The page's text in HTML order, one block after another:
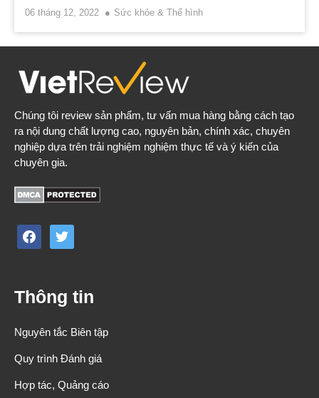
06 tháng 12, 2022 Sức khỏe & Thể hình
Chúng tôi review sản phẩm, tư vấn mua hàng bằng cách tạo
ra nội dung chất lượng cao, nguyên bản, chính xác, chuyên
nghiệp dựa trên trải nghiệm nghiệm thực tế và ý kiến của
chuyên gia.
facebooktwitter
Thông tin
Nguyên tắc Biên tập
Quy trình Đánh giá
Hợp tác, Quảng cáo